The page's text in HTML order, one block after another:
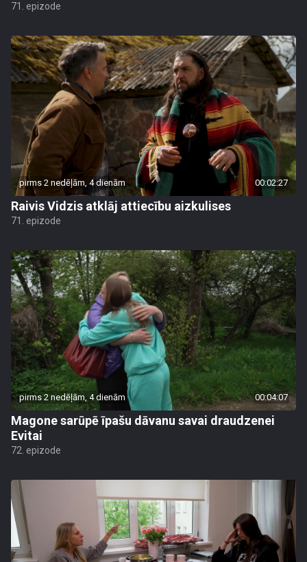
71. epizode
pirms 2 nedēļām, 4 dienām 00:02:27
Raivis Vidzis atklāj attiecību aizkulises
71. epizode
pirms 2 nedēļām, 4 dienām 00:04:07
Magone sarūpē īpašu dāvanu savai draudzenei
Evitai
72. epizode